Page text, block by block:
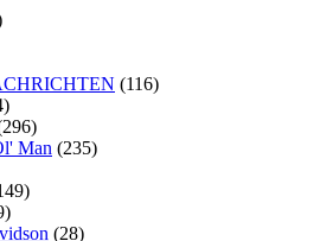
(116)
Man (235)
(28)